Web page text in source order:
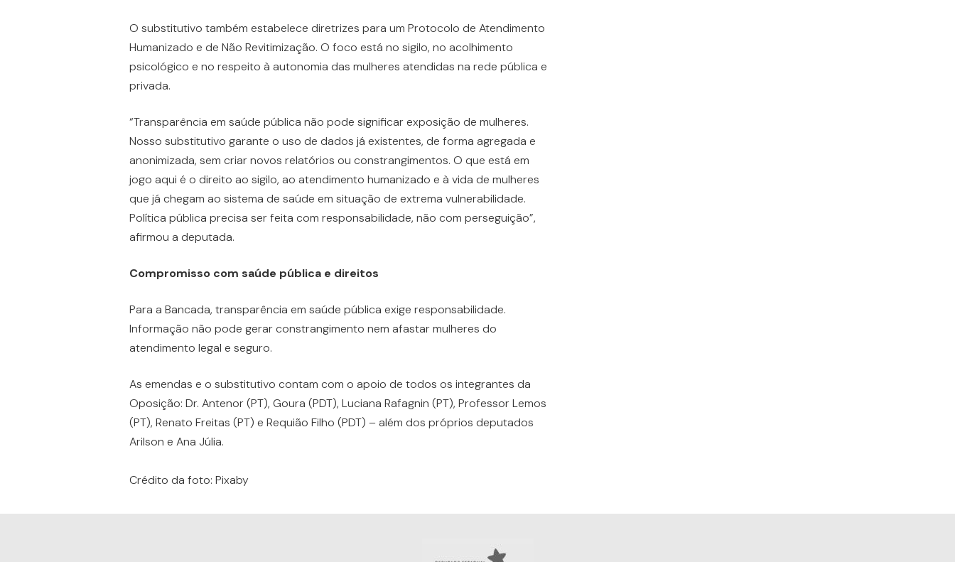
O substitutivo também estabelece diretrizes para um Protocolo de Atendimento
Humanizado e de Não Revitimização. O foco está no sigilo, no acolhimento
psicológico e no respeito à autonomia das mulheres atendidas na rede pública e
privada.
“Transparência em saúde pública não pode significar exposição de mulheres.
Nosso substitutivo garante o uso de dados já existentes, de forma agregada e
anonimizada, sem criar novos relatórios ou constrangimentos. O que está em
jogo aqui é o direito ao sigilo, ao atendimento humanizado e à vida de mulheres
que já chegam ao sistema de saúde em situação de extrema vulnerabilidade.
Política pública precisa ser feita com responsabilidade, não com perseguição”,
afirmou a deputada.
Compromisso com saúde pública e direitos
Para a Bancada, transparência em saúde pública exige responsabilidade.
Informação não pode gerar constrangimento nem afastar mulheres do
atendimento legal e seguro.
As emendas e o substitutivo contam com o apoio de todos os integrantes da
Oposição: Dr. Antenor (PT), Goura (PDT), Luciana Rafagnin (PT), Professor Lemos
(PT), Renato Freitas (PT) e Requião Filho (PDT) – além dos próprios deputados
Arilson e Ana Júlia.
Crédito da foto: Pixaby